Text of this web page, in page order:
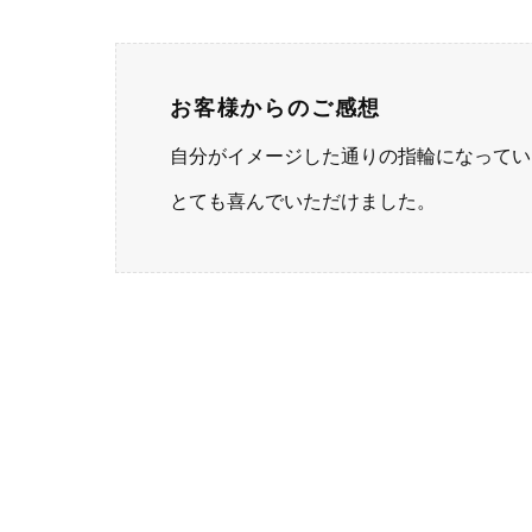
お客様からのご感想
自分がイメージした通りの指輪になって
とても喜んでいただけました。